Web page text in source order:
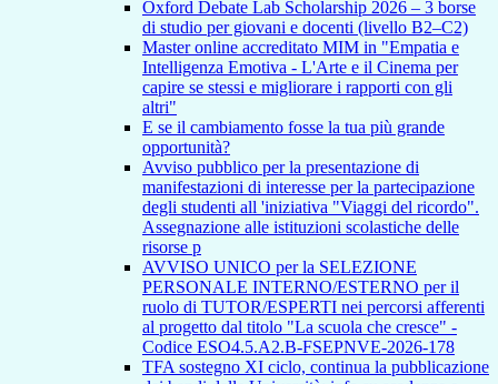
Oxford Debate Lab Scholarship 2026 – 3 borse
di studio per giovani e docenti (livello B2–C2)
Master online accreditato MIM in "Empatia e
Intelligenza Emotiva - L'Arte e il Cinema per
capire se stessi e migliorare i rapporti con gli
altri"
E se il cambiamento fosse la tua più grande
opportunità?
Avviso pubblico per la presentazione di
manifestazioni di interesse per la partecipazione
degli studenti all 'iniziativa "Viaggi del ricordo".
Assegnazione alle istituzioni scolastiche delle
risorse p
AVVISO UNICO per la SELEZIONE
PERSONALE INTERNO/ESTERNO per il
ruolo di TUTOR/ESPERTI nei percorsi afferenti
al progetto dal titolo "La scuola che cresce" -
Codice ESO4.5.A2.B-FSEPNVE-2026-178
TFA sostegno XI ciclo, continua la pubblicazione